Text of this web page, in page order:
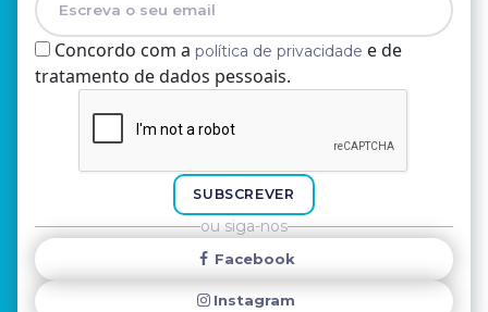
Nome
E-mail
Concordo com a política de privacidade e de
tratamento de dados pessoais.
SUBSCREVER
ou siga-nos
Facebook
Instagram